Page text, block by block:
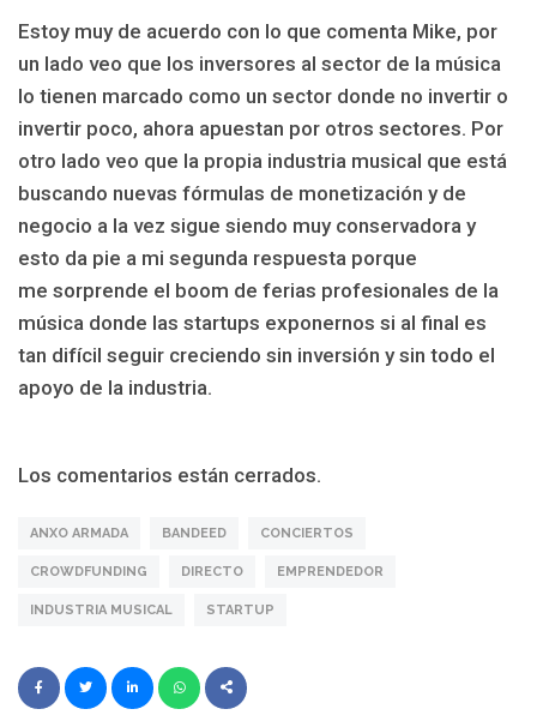
Estoy muy de acuerdo con lo que comenta Mike, por
un lado veo que los inversores al sector de la música
lo tienen marcado como un sector donde no invertir o
invertir poco, ahora apuestan por otros sectores. Por
otro lado veo que la propia industria musical que está
buscando nuevas fórmulas de monetización y de
negocio a la vez sigue siendo muy conservadora y
esto da pie a mi segunda respuesta porque
me sorprende el boom de ferias profesionales de la
música donde las startups exponernos si al final es
tan difícil seguir creciendo sin inversión y sin todo el
apoyo de la industria.
Los comentarios están cerrados.
ANXO ARMADA BANDEED CONCIERTOS
CROWDFUNDING DIRECTO EMPRENDEDOR
INDUSTRIA MUSICAL STARTUP